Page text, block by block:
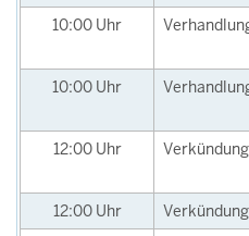
10:00 Uhr
10:00 Uhr
12:00 Uhr
12:00 Uhr